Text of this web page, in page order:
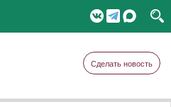
Сделать новость